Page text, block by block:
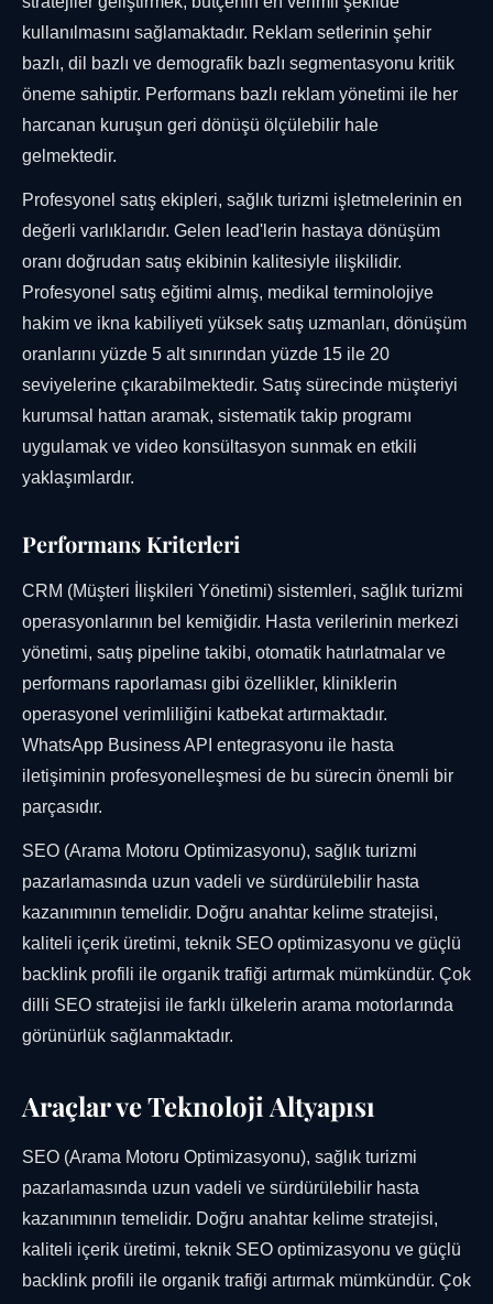
kullanılmasını sağlamaktadır. Reklam setlerinin şehir
bazlı, dil bazlı ve demografik bazlı segmentasyonu kritik
öneme sahiptir. Performans bazlı reklam yönetimi ile her
harcanan kuruşun geri dönüşü ölçülebilir hale
gelmektedir.
Profesyonel satış ekipleri, sağlık turizmi işletmelerinin en
değerli varlıklarıdır. Gelen lead'lerin hastaya dönüşüm
oranı doğrudan satış ekibinin kalitesiyle ilişkilidir.
Profesyonel satış eğitimi almış, medikal terminolojiye
hakim ve ikna kabiliyeti yüksek satış uzmanları, dönüşüm
oranlarını yüzde 5 alt sınırından yüzde 15 ile 20
seviyelerine çıkarabilmektedir. Satış sürecinde müşteriyi
kurumsal hattan aramak, sistematik takip programı
uygulamak ve video konsültasyon sunmak en etkili
yaklaşımlardır.
Performans Kriterleri
CRM (Müşteri İlişkileri Yönetimi) sistemleri, sağlık turizmi
operasyonlarının bel kemiğidir. Hasta verilerinin merkezi
yönetimi, satış pipeline takibi, otomatik hatırlatmalar ve
performans raporlaması gibi özellikler, kliniklerin
operasyonel verimliliğini katbekat artırmaktadır.
WhatsApp Business API entegrasyonu ile hasta
iletişiminin profesyonelleşmesi de bu sürecin önemli bir
parçasıdır.
SEO (Arama Motoru Optimizasyonu), sağlık turizmi
pazarlamasında uzun vadeli ve sürdürülebilir hasta
kazanımının temelidir. Doğru anahtar kelime stratejisi,
kaliteli içerik üretimi, teknik SEO optimizasyonu ve güçlü
backlink profili ile organik trafiği artırmak mümkündür. Çok
dilli SEO stratejisi ile farklı ülkelerin arama motorlarında
görünürlük sağlanmaktadır.
Araçlar ve Teknoloji Altyapısı
SEO (Arama Motoru Optimizasyonu), sağlık turizmi
pazarlamasında uzun vadeli ve sürdürülebilir hasta
kazanımının temelidir. Doğru anahtar kelime stratejisi,
kaliteli içerik üretimi, teknik SEO optimizasyonu ve güçlü
backlink profili ile organik trafiği artırmak mümkündür. Çok